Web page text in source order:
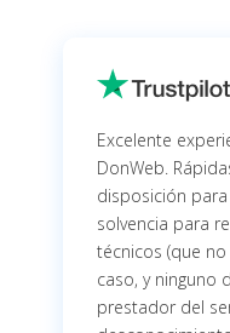
Excelente
DonWeb.
disposición
solvencia para
técnicos (que
caso, y ninguno
prestador del